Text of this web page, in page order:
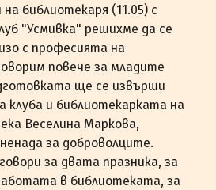
библиотекаря (11.05) с
"Усмивка" решихме да се
с професията на
повече за младите
ще се извърши
клуба и библиотекарката на
Веселина Маркова,
за доброволците.
за двата празника, за
в библиотеката, за